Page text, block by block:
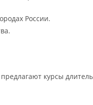
России.
курсы